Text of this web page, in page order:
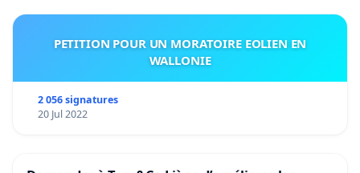
PETITION POUR UN MORATOIRE EOLIEN EN
WALLONIE
2 056 signatures
20 Jul 2022